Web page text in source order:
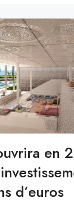
en
d’euros